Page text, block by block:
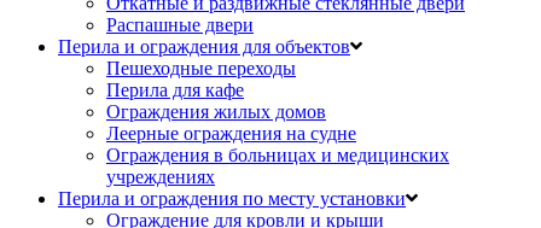
Распашные двери
Перила и ограждения для объектов
Пешеходные переходы
Перила для кафе
Ограждения жилых домов
Леерные ограждения на судне
Ограждения в больницах и медицинских
учреждениях
Перила и ограждения по месту установки
Ограждение для кровли и крыши